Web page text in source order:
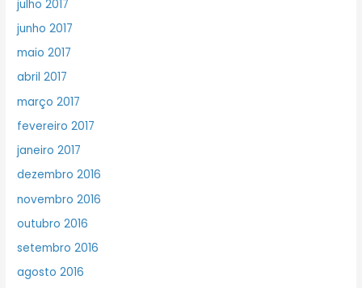
julho 2017
junho 2017
maio 2017
abril 2017
março 2017
fevereiro 2017
janeiro 2017
dezembro 2016
novembro 2016
outubro 2016
setembro 2016
agosto 2016